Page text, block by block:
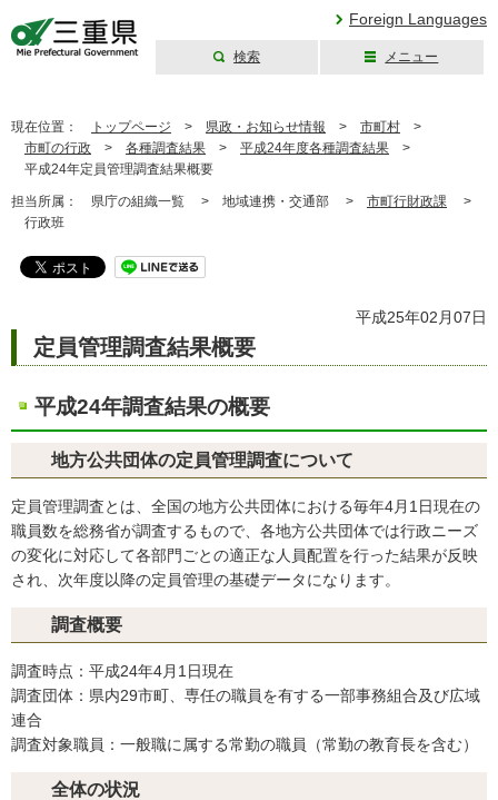
Foreign Languages
検索 メニュー
現在位置： トップページ > 県政・お知らせ情報 > 市町村 >
市町の行政 > 各種調査結果 > 平成24年度各種調査結果 >
平成24年定員管理調査結果概要
担当所属： 県庁の組織一覧 > 地域連携・交通部 > 市町行財政課 >
行政班
平成25年02月07日
定員管理調査結果概要
平成24年調査結果の概要
地方公共団体の定員管理調査について
定員管理調査とは、全国の地方公共団体における毎年4月1日現在の
職員数を総務省が調査するもので、各地方公共団体では行政ニーズ
の変化に対応して各部門ごとの適正な人員配置を行った結果が反映
され、次年度以降の定員管理の基礎データになります。
調査概要
調査時点：平成24年4月1日現在
調査団体：県内29市町、専任の職員を有する一部事務組合及び広域
連合
調査対象職員：一般職に属する常勤の職員（常勤の教育長を含む）
全体の状況